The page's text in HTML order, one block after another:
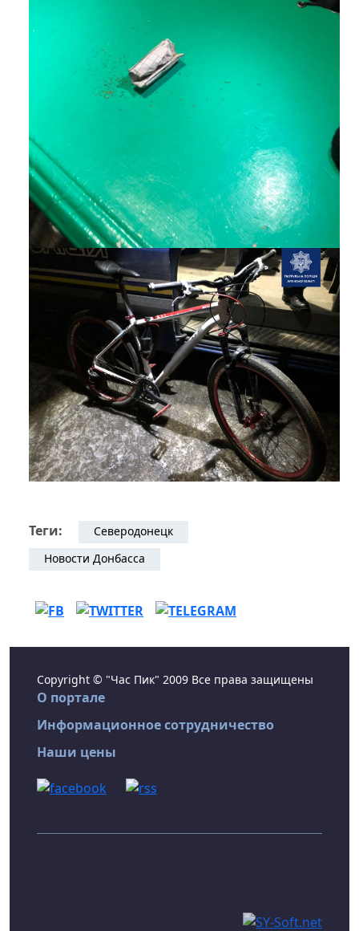
Теги:
Северодонецк
Новости Донбасса
Copyright © "Час Пик" 2009 Все права защищены
О портале
Информационное сотрудничество
Наши цены